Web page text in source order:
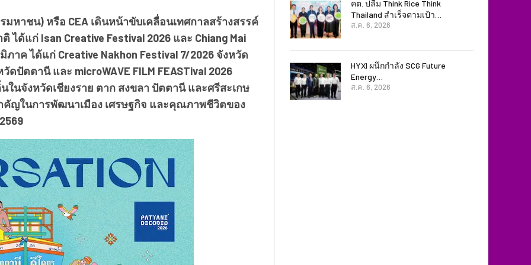
มหาชน) หรือ CEA เดินหน้าขับเคลื่อนเทศกาลสร้างสรรค์
ด้แก่ Isan Creative Festival 2026 และ Chiang Mai
ภาค ได้แก่ Creative Nakhon Festival 7/2026 จังหวัด
ปัตตานี และ microWAVE FILM FEASTival 2026
นจังหวัดเชียงราย ตาก สงขลา ปัตตานี และศรีสะเกษ
คัญในการพัฒนาเมือง เศรษฐกิจ และคุณภาพชีวิตของ
คต. ปลื้ม Think Rice Think
Thailand สำเร็จตามเป้า…
ส.ค. 6, 2026
HYXI ผนึกกำลัง SCG Future
Energy…
ส.ค. 6, 2026